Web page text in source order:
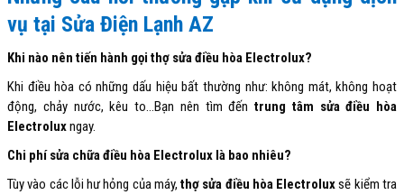
vụ tại Sửa Điện Lạnh AZ
Khi nào nên tiến hành gọi thợ sửa điều hòa Electrolux?
Khi điều hòa có những dấu hiệu bất thường như: không mát, không hoạt
động, chảy nước, kêu to…Bạn nên tìm đến trung tâm sửa điều hòa
Electroluxngay.
Chi phí sửa chữa điều hòa Electrolux là bao nhiêu?
Tùy vào các lỗi hư hỏng của máy,thợ sửa điều hòa Electroluxsẽ kiểm tra